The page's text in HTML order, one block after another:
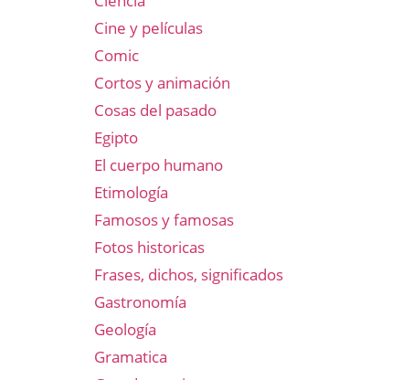
Cine y películas
Comic
Cortos y animación
Cosas del pasado
Egipto
El cuerpo humano
Etimología
Famosos y famosas
Fotos historicas
Frases, dichos, significados
Gastronomía
Geología
Gramatica